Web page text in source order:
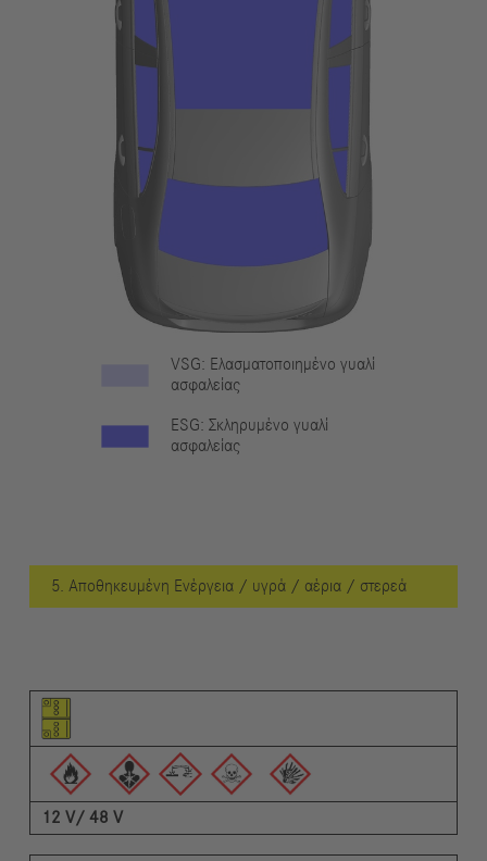
VSG: Ελασματοποιημένο γυαλί
ασφαλείας
ESG: Σκληρυμένο γυαλί
ασφαλείας
5. Αποθηκευμένη Ενέργεια / υγρά / αέρια / στερεά
Εικονόγραμμα του στοιχείου
Εικονογράμματα των προειδοποιήσεων
Περιγραφή
12 V/ 48 V